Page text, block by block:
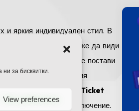
за бисквитки.
View preferences
и яркия индивидуален стил. В
публиката ще може да види
група Контрол ще постави
на Фондация
в мрежата на
Ticket
лятно приключение.